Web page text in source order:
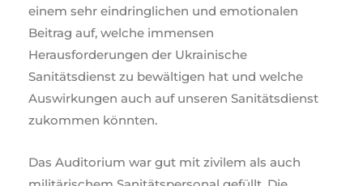
einem sehr eindringlichen und emotionalen
Beitrag auf, welche immensen
Herausforderungen der Ukrainische
Sanitätsdienst zu bewältigen hat und welche
Auswirkungen auch auf unseren Sanitätsdienst
zukommen könnten.
Das Auditorium war gut mit zivilem als auch